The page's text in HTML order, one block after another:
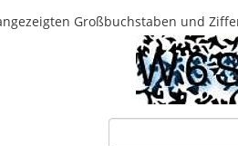
Großbuchstaben und